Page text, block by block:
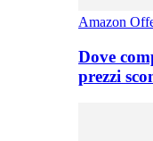
Amazon
Dove
prezzi